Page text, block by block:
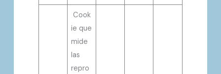
Cook
ie que
mide
las
repro